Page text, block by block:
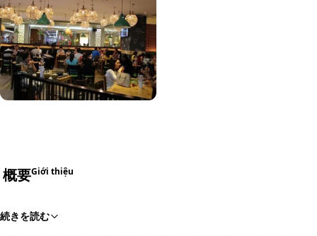
概要Giới thiệu
続きを読む